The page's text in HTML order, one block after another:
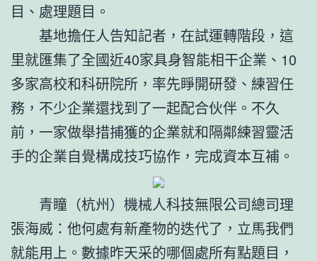
目、處理題目。
基地擔任人告知記者，在試運轉階段，這
里就匯集了全國近40家具身智能相干企業、10
多家高校和科研院所，率先睜開研發、練習任
務，不少企業還找到了一起配合伙伴。不久
前，一家做舉措捕獲的企業就和隔鄰練習靈活
手的企業自覺構成技巧協作，完成資本互補。
青瞳（杭州）機械人科技無限公司總司理
張海威：他何處有新產物的迭代了，立馬我們
就能用上。數據昨天采的哪個處所有點題目，